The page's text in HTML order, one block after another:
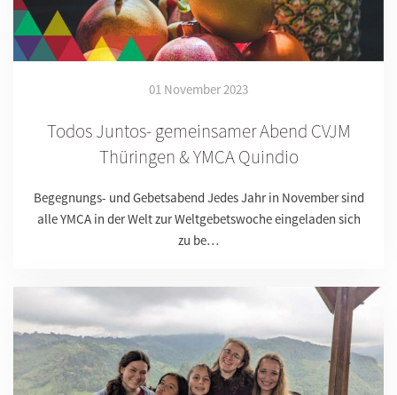
01 November 2023
Todos Juntos- gemeinsamer Abend CVJM
Thüringen & YMCA Quindio
Begegnungs- und Gebetsabend Jedes Jahr in November sind
alle YMCA in der Welt zur Weltgebetswoche eingeladen sich
zu be…